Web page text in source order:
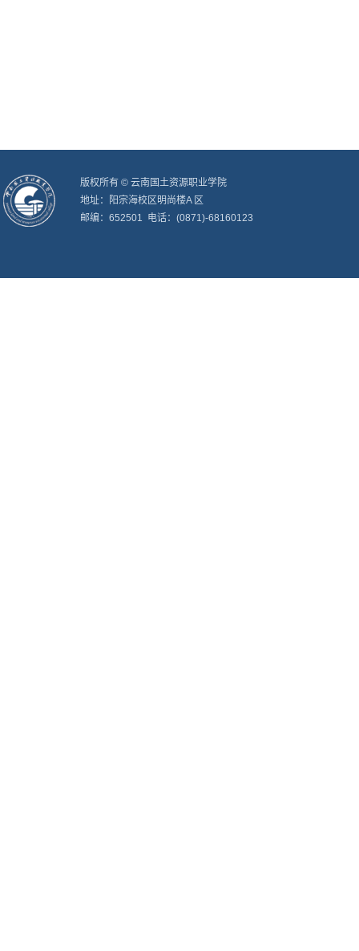
版权所有 © 云南国土资源职业学院
地址：阳宗海校区明尚楼A 区
邮编：652501 电话：(0871)-68160123